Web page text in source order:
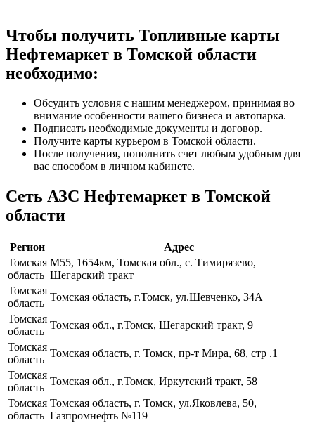
Чтобы получить Топливные карты
Нефтемаркет в Томской области
необходимо:
Обсудить условия с нашим менеджером, принимая во
внимание особенности вашего бизнеса и автопарка.
Подписать необходимые документы и договор.
Получите карты курьером в Томской области.
После получения, пополнить счет любым удобным для
вас способом в личном кабинете.
Сеть АЗС Нефтемаркет в Томской
области
Регион
Адрес
Томская
область
М55, 1654км, Томская обл., с. Тимирязево,
Шегарский тракт
Томская
область
Томская область, г.Томск, ул.Шевченко, 34А
Томская
область
Томская обл., г.Томск, Шегарский тракт, 9
Томская
область
Томская область, г. Томск, пр-т Мира, 68, стр .1
Томская
область
Томская обл., г.Томск, Иркутский тракт, 58
Томская
область
Томская область, г. Томск, ул.Яковлева, 50,
Газпромнефть №119